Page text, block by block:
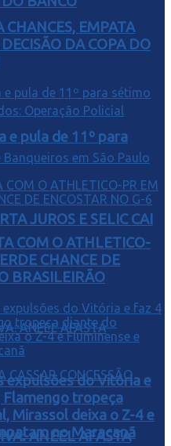
JUROS E SELIC CAI
ANEEL AFASTA
CHANCES, EMPATA
DA COPA DO
e pula de 11º para
COM O ATHLETICO-
CHANCE DE
BRASILEIRÃO
expulsões do Vitória e
Flamengo tropeça
Mirassol deixa o Z-4 e
no Maracanã